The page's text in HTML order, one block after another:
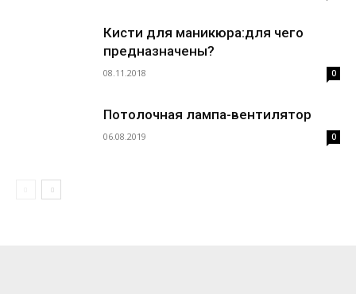
Кисти для маникюра:для чего
предназначены?
08.11.2018 0
Потолочная лампа-вентилятор
06.08.2019 0